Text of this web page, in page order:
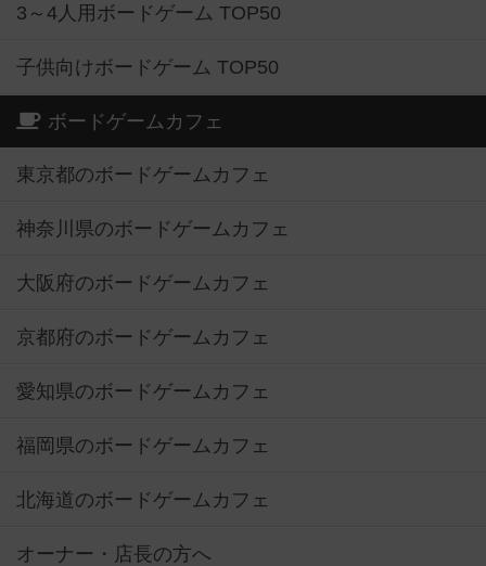
3～4人用ボードゲーム TOP50
子供向けボードゲーム TOP50
ボードゲームカフェ
東京都のボードゲームカフェ
神奈川県のボードゲームカフェ
大阪府のボードゲームカフェ
京都府のボードゲームカフェ
愛知県のボードゲームカフェ
福岡県のボードゲームカフェ
北海道のボードゲームカフェ
オーナー・店長の方へ